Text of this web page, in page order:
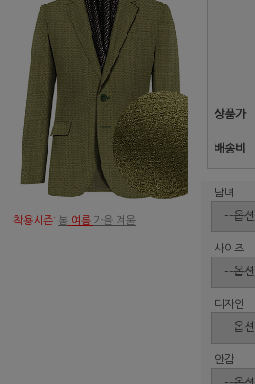
착용시즌: 봄 여름 가을 겨울
상품가
배송비
남녀
사이즈
디자인
안감